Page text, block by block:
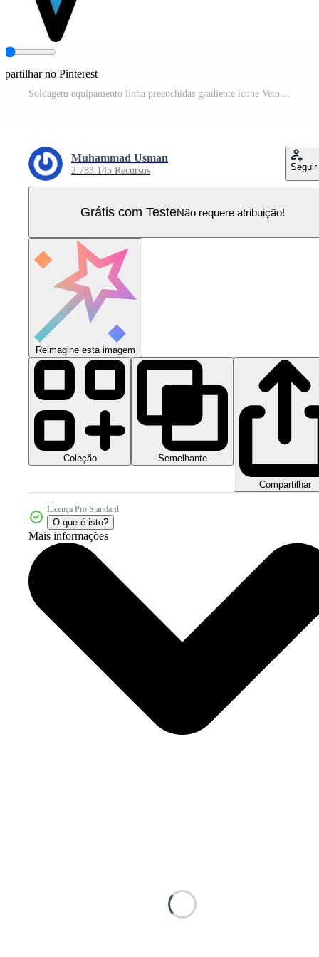
no Pinterest
Soldagem equipamento linha preenchidas gradiente ícone Vetor Pro
Muhammad Usman
2.783.145 Recursos Seguir
Grátis com TesteNão requere atribuição!
Reimagine esta imagem
Coleção Semelhante
Compartilhar
Licença Pro Standard
O que é isto?
Mais informações